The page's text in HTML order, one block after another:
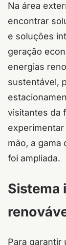
Na área
encontrar
e soluções
geração
energias
sustentável,
visitantes da
mão, a
foi ampliada.
Sistema
Para garantir